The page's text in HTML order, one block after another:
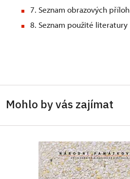
7. Seznam obrazových příloh
8. Seznam použité literatury
Mohlo by vás zajímat